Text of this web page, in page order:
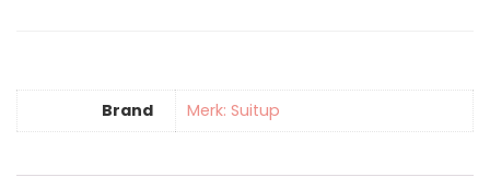
Brand Merk: Suitup